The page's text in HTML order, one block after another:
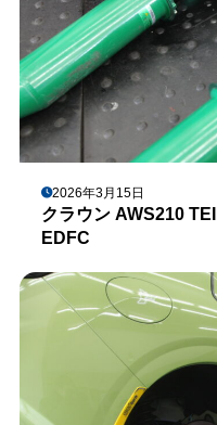
2026年3月15日
クラウン AWS210
EDFC